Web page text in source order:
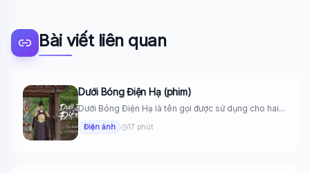
Bài viết liên quan
Dưới Bóng Điện Hạ (phim)
Dưới Bóng Điện Hạ là tên gọi được sử dụng cho hai...
Điện ảnh 17 phút